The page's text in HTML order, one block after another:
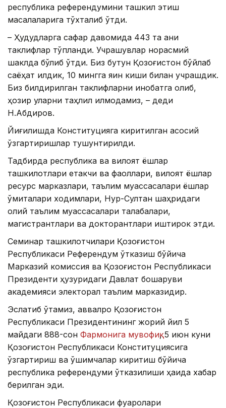
республика референдумини ташкил этиш
масалаларига тўхталиб ўтди.
– Ҳудудларга сафар давомида 443 та аниқ
таклифлар тўпланди. Учрашувлар норасмий
шаклда бўлиб ўтди. Биз бутун Қозоғистон бўйлаб
саёҳат қилдик, 10 мингга яқин киши билан учрашдик.
Биз билдирилган таклифларни инобатга олиб,
ҳозир уларни таҳлил қилмоқдамиз, – деди
Н.Абдиров.
Йиғилишда Конституцияга киритилган асосий
ўзгартиришлар тушунтирилди.
Тадбирда республика ва вилоят ёшлар
ташкилотлари етакчи ва фаоллари, вилоят ёшлар
ресурс марказлари, таълим муассасалари ёшлар
қўмиталари ходимлари, Нур-Султан шаҳридаги
олий таълим муассасалари талабалари,
магистрантлари ва докторантлари иштирок этди.
Семинар ташкилотчилари Қозоғистон
Республикаси Референдум ўтказиш бўйича
Марказий комиссия ва Қозоғистон Республикаси
Президенти ҳузуридаги Давлат бошқаруви
академияси электорал таълим марказидир.
Эслатиб ўтамиз, аввалроқ Қозоғистон
Республикаси Президентининг жорий йил 5
майдаги 888-сон Фармонига мувофиқ, 5 июн куни
Қозоғистон Республикаси Конституциясига
ўзгартириш ва қўшимчалар киритиш бўйича
республика референдуми ўтказилиши ҳақида хабар
берилган эди.
Қозоғистон Республикаси фуқаролари